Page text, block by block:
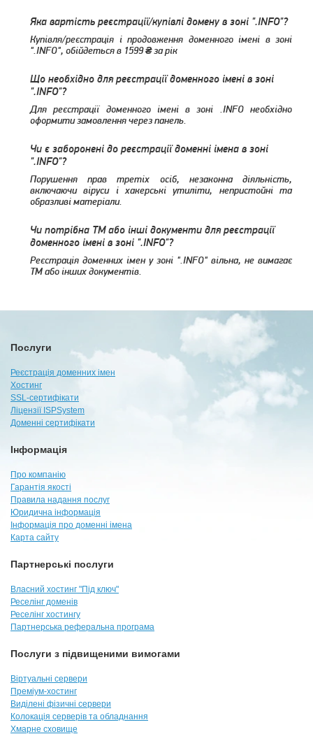
Яка вартість реєстрації/купівлі домену в зоні ".INFO"?
Купівля/реєстрація і продовження доменного імені в зоні
".INFO", обійдеться в 1599 за рік
Що необхідно для реєстрації доменного імені в зоні
".INFO"?
Для реєстрації доменного імені в зоні .INFO необхідно
оформити замовлення через панель.
Чи є заборонені до реєстрації доменні імена в зоні
".INFO"?
Порушення прав третіх осіб, незаконна діяльність,
включаючи віруси і хакерські утиліти, непристойні та
образливі матеріали.
Чи потрібна ТМ або інші документи для реєстрації
доменного імені в зоні ".INFO"?
Реєстрація доменних імен у зоні ".INFO" вільна, не вимагає
ТМ або інших документів.
Послуги
Реєстрація доменних імен
Хостинг
SSL-сертифікати
Ліцензії ISPSystem
Доменні сертифікати
Інформація
Про компанію
Гарантія якості
Правила надання послуг
Юридична інформація
Інформація про доменні імена
Карта сайту
Партнерські послуги
Власний хостинг "Під ключ"
Реселінг доменів
Реселінг хостингу
Партнерська реферальна програма
Послуги з підвищеними вимогами
Віртуальні сервери
Преміум-хостинг
Виділені фізичні сервери
Колокація серверів та обладнання
Хмарне сховище